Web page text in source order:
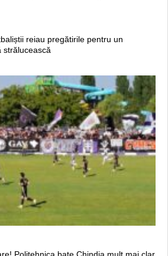
reiau pregătirile pentru un
strălucească
Politehnica bate Chindia mult mai clar